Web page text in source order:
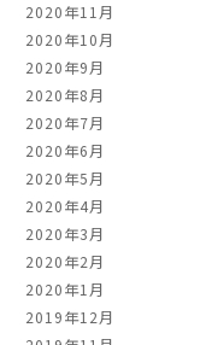
2020年11月
2020年10月
2020年9月
2020年8月
2020年7月
2020年6月
2020年5月
2020年4月
2020年3月
2020年2月
2020年1月
2019年12月